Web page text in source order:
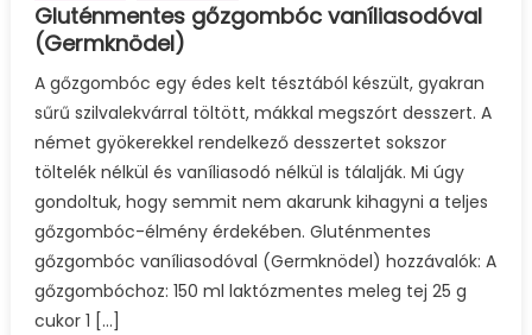
Gluténmentes gőzgombóc vaníliasodóval
(Germknödel)
A gőzgombóc egy édes kelt tésztából készült, gyakran
sűrű szilvalekvárral töltött, mákkal megszórt desszert. A
német gyökerekkel rendelkező desszertet sokszor
töltelék nélkül és vaníliasodó nélkül is tálalják. Mi úgy
gondoltuk, hogy semmit nem akarunk kihagyni a teljes
gőzgombóc-élmény érdekében. Gluténmentes
gőzgombóc vaníliasodóval (Germknödel) hozzávalók: A
gőzgombóchoz: 150 ml laktózmentes meleg tej 25 g
cukor 1 […]